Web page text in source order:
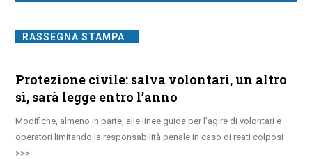
RASSEGNA STAMPA
Protezione civile: salva volontari, un altro
sì, sarà legge entro l’anno
Modifiche, almeno in parte, alle linee guida per l’agire di volontari e
operatori limitando la responsabilità penale in caso di reati colposi